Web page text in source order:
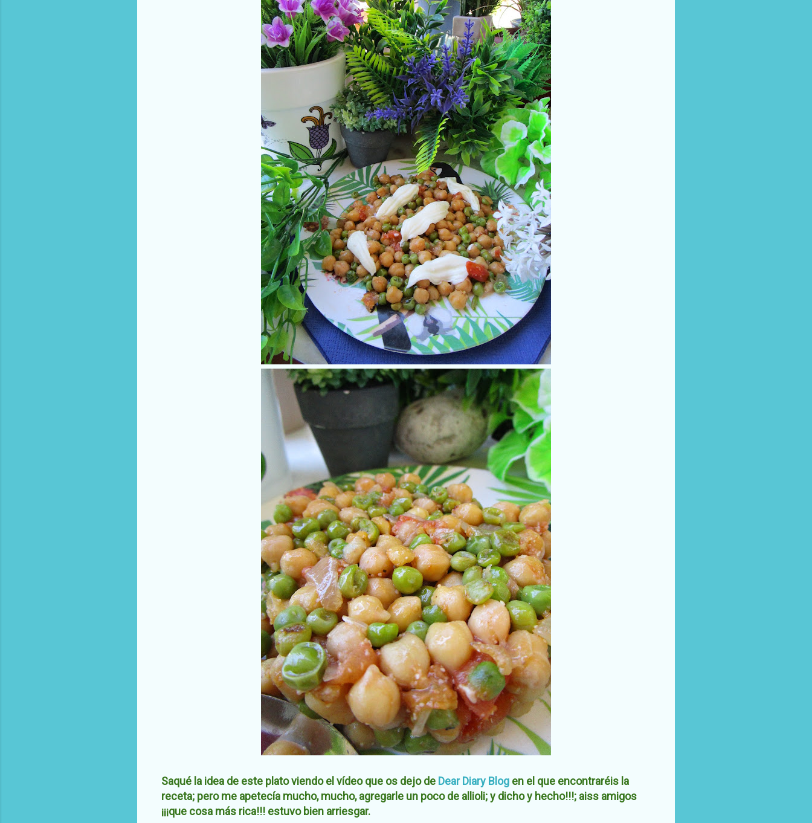
Saqué la idea de este plato viendo el vídeo que os dejo de Dear Diary Blog en el que encontraréis la
receta; pero me apetecía mucho, mucho, agregarle un poco de allioli; y dicho y hecho!!!; aiss amigos
¡¡¡que cosa más rica!!! estuvo bien arriesgar.